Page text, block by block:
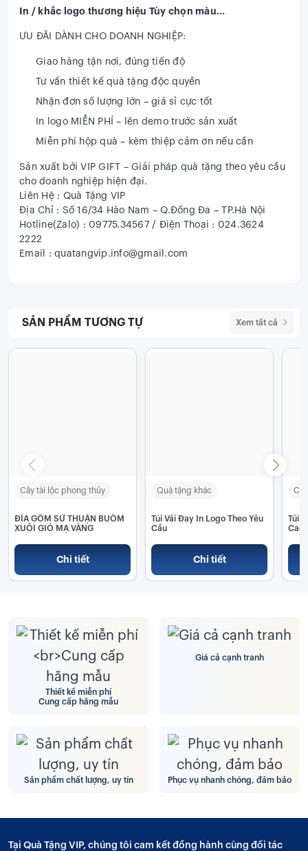
In / khắc logo thương hiệu Tùy chọn màu...
ƯU ĐÃI DÀNH CHO DOANH NGHIỆP:
Giao hàng tận nơi, đúng tiến độ
Tư vấn thiết kế quà tặng độc quyền
Nhận đơn số lượng lớn – giá sỉ cực tốt
In logo MIỄN PHÍ – lên demo trước sản xuất
Miễn phí hộp quà – kèm thiệp cảm ơn nếu cần
Sản xuất bởi VIP GIFT – Giải pháp quà tặng theo yêu cầu
cho doanh nghiệp hiện đại.
Liên Hệ : Quà Tặng VIP
Địa Chỉ : Số 16/34 Hào Nam – Q.Đống Đa – TP.Hà Nội
Hotline(Zalo) : 09775.34567 / Điện Thoại : 024.3624
2222
Email : quatangvip.info@gmail.com
SẢN PHẨM TƯƠNG TỰ Xem tất cả
Cây tài lộc phong thủy
ĐĨA GỐM SỨ THUẬN BUỒM
XUÔI GIÓ MẠ VÀNG
Chi tiết
Quà tặng khác
Túi Vải Đay In Logo Theo Yêu
Cầu
Chi tiết
Túi
Cao
Thiết kế miễn phí
Cung cấp hãng mẫu
Giá cả cạnh tranh
Sản phẩm chất lượng, uy tín Phục vụ nhanh chóng, đảm bảo
Tại Quà Tặng VIP, chúng tôi cam kết đồng hành cùng đối tác